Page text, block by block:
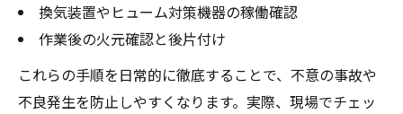
換気装置やヒューム対策機器の稼働確認
作業後の火元確認と後片付け
これらの手順を日常的に徹底することで、不意の事故や
不良発生を防止しやすくなります。実際、現場でチェッ